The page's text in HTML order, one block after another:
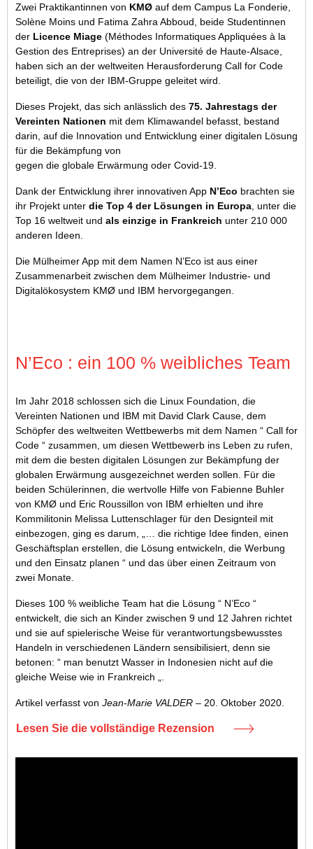
Zwei Praktikantinnen von KMØ auf dem Campus La Fonderie,
Solène Moins und Fatima Zahra Abboud, beide Studentinnen
der Licence Miage (Méthodes Informatiques Appliquées à la
Gestion des Entreprises) an der Université de Haute-Alsace,
haben sich an der weltweiten Herausforderung Call for Code
beteiligt, die von der IBM-Gruppe geleitet wird.
Dieses Projekt, das sich anlässlich des 75. Jahrestags der
Vereinten Nationen mit dem Klimawandel befasst, bestand
darin, auf die Innovation und Entwicklung einer digitalen Lösung
für die Bekämpfung von
gegen die globale Erwärmung oder Covid-19.
Dank der Entwicklung ihrer innovativen App N’Eco brachten sie
ihr Projekt unter die Top 4 der Lösungen in Europa , unter die
Top 16 weltweit und als einzige in Frankreich unter 210 000
anderen Ideen.
Die Mülheimer App mit dem Namen N’Eco ist aus einer
Zusammenarbeit zwischen dem Mülheimer Industrie- und
Digitalökosystem KMØ und IBM hervorgegangen.
N’Eco : ein 100 % weibliches Team
Im Jahr 2018 schlossen sich die Linux Foundation, die
Vereinten Nationen und IBM mit David Clark Cause, dem
Schöpfer des weltweiten Wettbewerbs mit dem Namen “ Call for
Code “ zusammen, um diesen Wettbewerb ins Leben zu rufen,
mit dem die besten digitalen Lösungen zur Bekämpfung der
globalen Erwärmung ausgezeichnet werden sollen. Für die
beiden Schülerinnen, die wertvolle Hilfe von Fabienne Buhler
von KMØ und Eric Roussillon von IBM erhielten und ihre
Kommilitonin Melissa Luttenschlager für den Designteil mit
einbezogen, ging es darum, „… die richtige Idee finden, einen
Geschäftsplan erstellen, die Lösung entwickeln, die Werbung
und den Einsatz planen “ und das über einen Zeitraum von
zwei Monate.
Dieses 100 % weibliche Team hat die Lösung “ N’Eco “
entwickelt, die sich an Kinder zwischen 9 und 12 Jahren richtet
und sie auf spielerische Weise für verantwortungsbewusstes
Handeln in verschiedenen Ländern sensibilisiert, denn sie
betonen: “ man benutzt Wasser in Indonesien nicht auf die
gleiche Weise wie in Frankreich „.
Artikel verfasst von Jean-Marie VALDER – 20. Oktober 2020.
Lesen Sie die vollständige Rezension